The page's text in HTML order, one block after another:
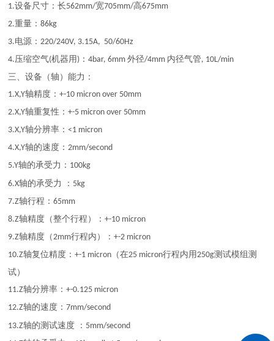
1.设备尺寸：长562mm/宽705mm/高675mm
2.重量：86kg
3.电源： 220/240V, 3.15A, 50/60Hz
4.压缩空气(机器用) ：4bar, 6mm外径/4mm 内径气管, 10L/min
三、设备（轴）能力：
1.X,Y轴精度：+-10 micron over 50mm
2.X,Y轴重复性：+-5 micron over 50mm
3.X,Y轴分辨率：<1 micron
4.X,Y轴的速度： 2mm/second
5.Y轴的承受力： 100kg
6.X轴的承受力 ： 5kg
7.Z轴行程：65mm
8.Z轴精度（整个行程）：+-10 micron
9.Z轴精度（2mm行程内）：+-2 micron
10.Z轴复位精度：+-1 micron （在25 micron行程内用250g测试模组测
试）
11.Z轴分辨率：+-0.125 micron
12.Z轴的速度：7mm/second
13.Z轴的测试速度 ： 5mm/second